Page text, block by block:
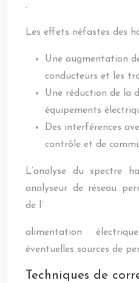
.
Les effets néfastes des
Une augmentation
conducteurs et les
Une réduction de la
équipements
Des interférences
contrôle et de
L’analyse du spectre
analyseur de réseau
de l’
alimentation
éventuelles sources de
Techniques de